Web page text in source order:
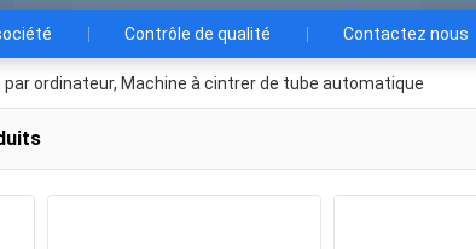
Contrôle de qualité Contactez nous
ordinateur, Machine à cintrer de tube automatique